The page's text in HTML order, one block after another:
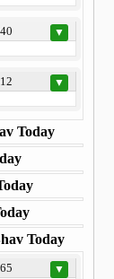
▼
▼
Today
Today
▼